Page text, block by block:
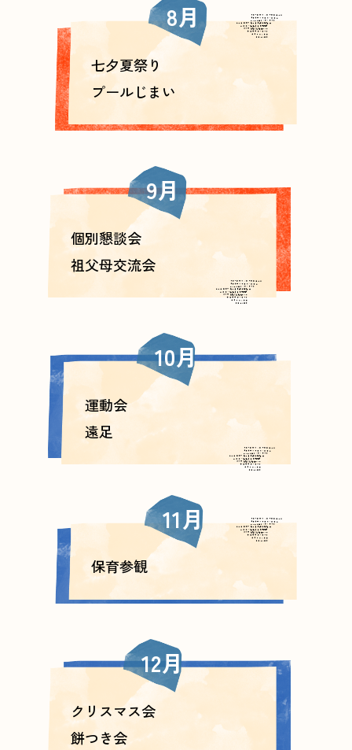
8月
七夕夏祭り
プールじまい
9月
個別懇談会
祖父母交流会
10月
運動会
遠足
11月
保育参観
12月
クリスマス会
餅つき会